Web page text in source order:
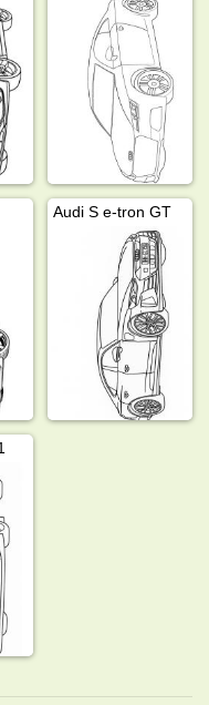
Audi S e-tron GT